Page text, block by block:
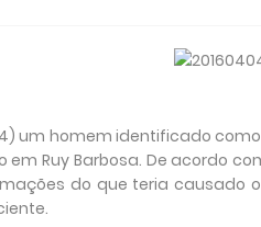
um homem identificado
em Ruy Barbosa. De acordo
do que teria causado